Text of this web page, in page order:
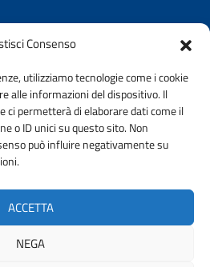
Consenso
utilizziamo tecnologie come i cookie
alle informazioni del dispositivo. Il
ci permetterà di elaborare dati come il
o ID unici su questo sito. Non
può influire negativamente su
ACCETTA
NEGA
CON LA COLLABORAZIONE DI
URP